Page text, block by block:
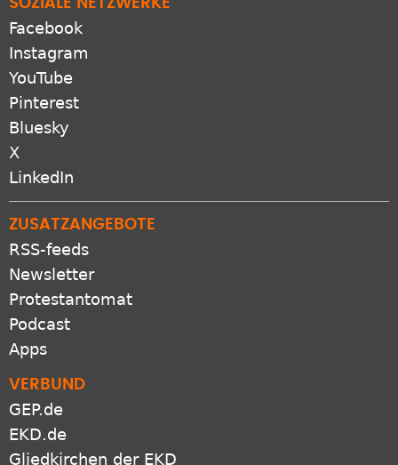
Facebook
Instagram
YouTube
Pinterest
Bluesky
X
LinkedIn
RSS-feeds
Newsletter
Protestantomat
Podcast
Apps
GEP.de
EKD.de
Gliedkirchen der EKD